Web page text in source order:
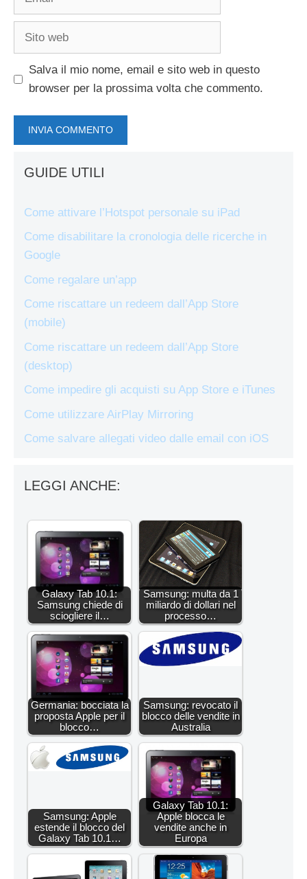
Sito
Salva il mio nome, email e sito web in questo
browser per la prossima volta che commento.
GUIDE UTILI
Come attivare l’Hotspot personale su iPad
Come disabilitare la cronologia delle ricerche in
Google
Come regalare un’app
Come riscattare un redeem dall’App Store
(mobile)
Come riscattare un redeem dall’App Store
(desktop)
Come impedire gli acquisti su App Store e iTunes
Come utilizzare AirPlay Mirroring
Come salvare allegati video dalle email con iOS
LEGGI ANCHE:
Galaxy Tab 10.1:
Samsung chiede di
sciogliere il…
Samsung: multa da 1
miliardo di dollari nel
processo…
Germania: bocciata la
proposta Apple per il
blocco…
Samsung: revocato il
blocco delle vendite in
Australia
Samsung: Apple
estende il blocco del
Galaxy Tab 10.1…
Galaxy Tab 10.1:
Apple blocca le
vendite anche in
Europa